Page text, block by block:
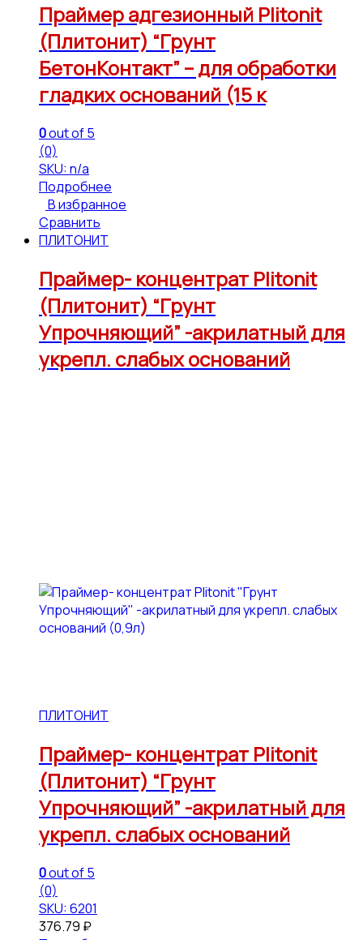
Праймер адгезионный Plitonit
(Плитонит) “Грунт
БетонКонтакт” – для обработки
гладких оснований (15 к
0out of 5
(0)
SKU: n/a
Подробнее
В избранное
Сравнить
ПЛИТОНИТ
Праймер- концентрат Plitonit
(Плитонит) “Грунт
Упрочняющий” -акрилатный для
укрепл. слабых оснований
ПЛИТОНИТ
Праймер- концентрат Plitonit
(Плитонит) “Грунт
Упрочняющий” -акрилатный для
укрепл. слабых оснований
0out of 5
(0)
SKU: 6201
376.79 ₽